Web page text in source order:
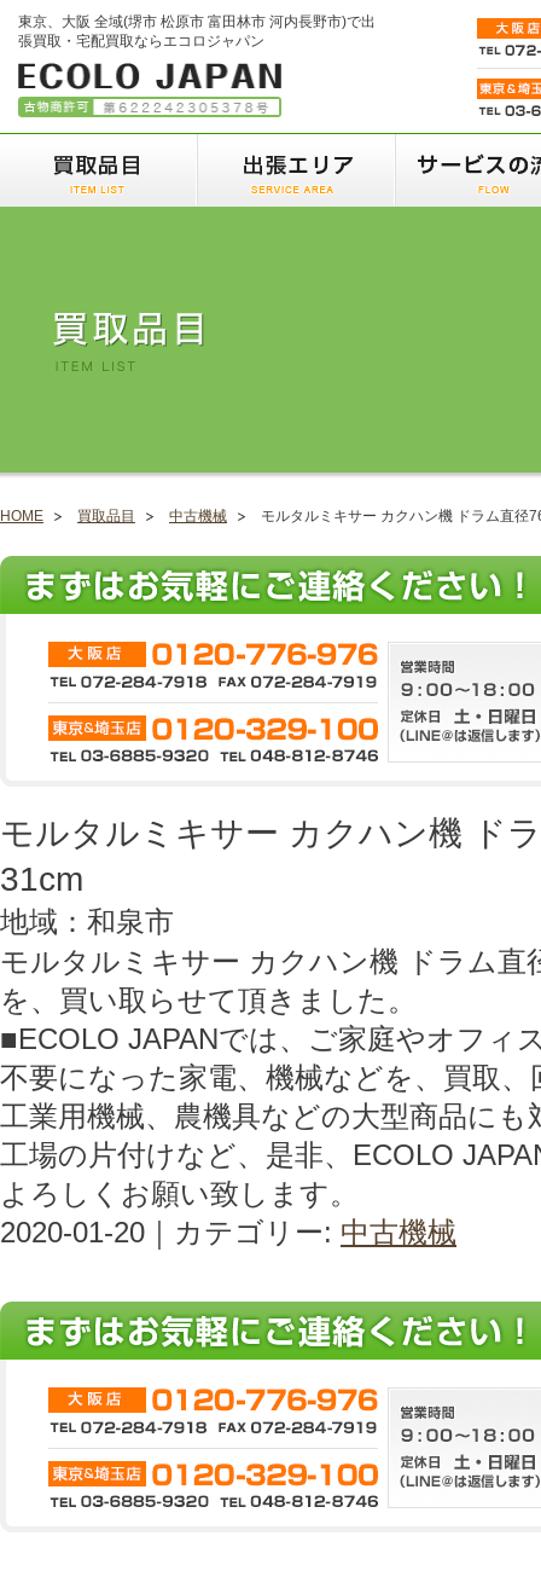
東京、大阪 全域(堺市 松原市 富田林市 河内長野市)で出
張買取・宅配買取ならエコロジャパン
HOME 買取品目 中古機械 モルタルミキサー カクハン機 ドラム直径
モルタルミキサー カクハン機 ド
31cm
地域：和泉市
モルタルミキサー カクハン機 ドラム直
を、買い取らせて頂きました。
■ECOLO JAPANでは、ご家庭やオフィ
不要になった家電、機械などを、買取
工業用機械、農機具などの大型商品にも
工場の片付けなど、是非、ECOLO
よろしくお願い致します。
2020-01-20｜カテゴリー: 中古機械